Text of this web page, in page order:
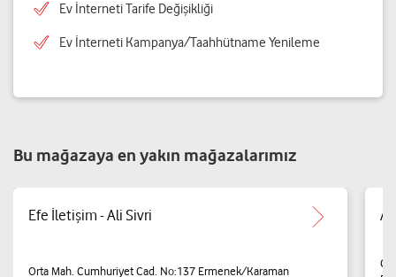
Ev İnterneti Tarife Değişikliği
Ev İnterneti Kampanya/Taahhütname Yenileme
Bu mağazaya en yakın mağazalarımız
Efe İletişim - Ali Sivri
Orta Mah. Cumhuriyet Cad. No:137 Ermenek/Karaman